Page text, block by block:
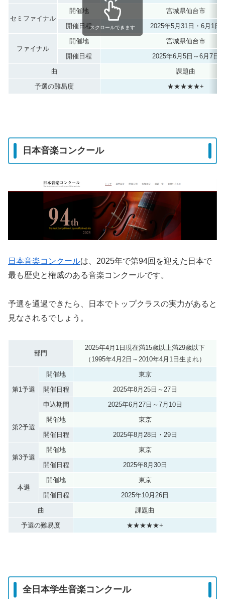
セミファイナル
開催地
宮城県仙台市
開催日程
2025年5月31日・6月1日
ファイナル
開催地
宮城県仙台市
開催日程
2025年6月5日～6月7日
曲
課題曲
予選の難易度
★★★★★+
スクロールできます
日本音楽コンクール
日本音楽コンクールは、2025年で第94回を迎えた日本で
最も歴史と権威のある音楽コンクールです。
予選を通過できたら、日本でトップクラスの実力があると
見なされるでしょう。
部門
2025年4月1日現在満15歳以上満29歳以下
（1995年4月2日～2010年4月1日生まれ）
第1予選
開催地
東京
開催日程
2025年8月25日～27日
申込期間
2025年6月27日～7月10日
第2予選
開催地
東京
開催日程
2025年8月28日・29日
第3予選
開催地
東京
開催日程
2025年8月30日
本選
開催地
東京
開催日程
2025年10月26日
曲
課題曲
予選の難易度
★★★★★+
全日本学生音楽コンクール